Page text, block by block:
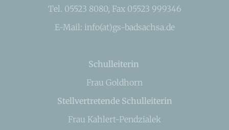
Tel. 05523 8080, Fax 05523 999346
E-Mail: info(at)gs-badsachsa.de
Schulleiterin
Frau Goldhorn
Stellvertretende Schulleiterin
Frau Kahlert-Pendzialek